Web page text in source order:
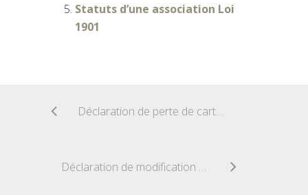
Statuts d’une association Loi
1901
Déclaration de perte de carte électorale
Déclaration de modification Association